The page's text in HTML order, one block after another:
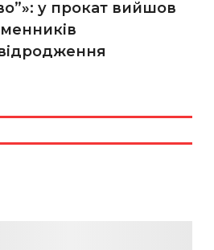
у прокат вийшов